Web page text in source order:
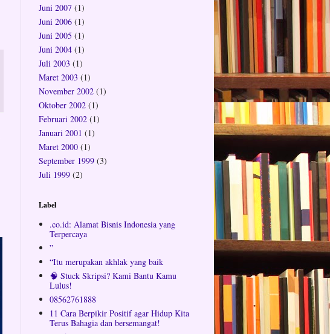
Juni 2007 (1)
Juni 2006 (1)
Juni 2005 (1)
Juni 2004 (1)
Juli 2003 (1)
Maret 2003 (1)
November 2002 (1)
Oktober 2002 (1)
Februari 2002 (1)
Januari 2001 (1)
Maret 2000 (1)
September 1999 (3)
Juli 1999 (2)
Label
.co.id: Alamat Bisnis Indonesia yang
Terpercaya
”
“Itu merupakan akhlak yang baik
🧠 Stuck Skripsi? Kami Bantu Kamu
Lulus!
08562761888
11 Cara Berpikir Positif agar Hidup Kita
Terus Bahagia dan bersemangat!